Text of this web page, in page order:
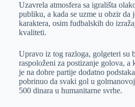
Uzavrela atmosfera sa igrališta
publiku, a kada se uzme u obzir da
karaktera, osim fudbalskih do
kvaliteti.
Upravo iz tog razloga, golgeteri su
raspoloženi za postizanje golova,
je na dobre partije dodatno
pobrinuo da svaki gol u
500 dinara u humanitarne svrhe.